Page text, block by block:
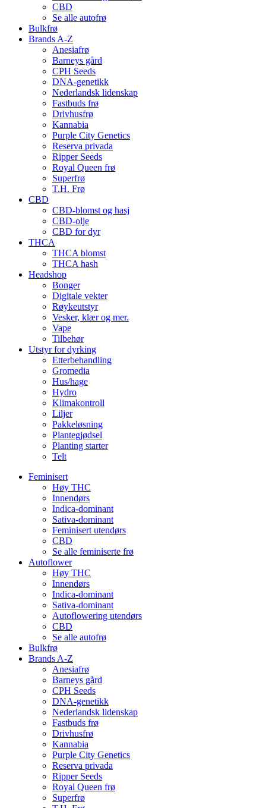
CBD
Se alle autofrø
Bulkfrø
Brands A-Z
Anesiafrø
Barneys gård
CPH Seeds
DNA-genetikk
Nederlandsk lidenskap
Fastbuds frø
Drivhusfrø
Kannabia
Purple City Genetics
Reserva privada
Ripper Seeds
Royal Queen frø
Superfrø
T.H. Frø
CBD
CBD-blomst og hasj
CBD-olje
CBD for dyr
THCA
THCA blomst
THCA hash
Headshop
Bonger
Digitale vekter
Røykeutstyr
Vesker, klær og mer.
Vape
Tilbehør
Utstyr for dyrking
Etterbehandling
Gromedia
Hus/hage
Hydro
Klimakontroll
Liljer
Pakkeløsning
Plantegjødsel
Planting starter
Telt
Feminisert
Høy THC
Innendørs
Indica-dominant
Sativa-dominant
Feminisert utendørs
CBD
Se alle feminiserte frø
Autoflower
Høy THC
Innendørs
Indica-dominant
Sativa-dominant
Autoflowering utendørs
CBD
Se alle autofrø
Bulkfrø
Brands A-Z
Anesiafrø
Barneys gård
CPH Seeds
DNA-genetikk
Nederlandsk lidenskap
Fastbuds frø
Drivhusfrø
Kannabia
Purple City Genetics
Reserva privada
Ripper Seeds
Royal Queen frø
Superfrø